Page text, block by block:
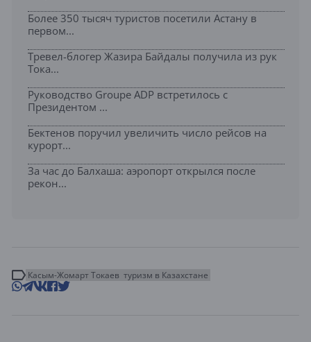
Более 350 тысяч туристов посетили Астану в
первом...
Тревел-блогер Жазира Байдалы получила из рук
Тока...
Руководство Groupe ADP встретилось с
Президентом ...
Бектенов поручил увеличить число рейсов на
курорт...
За час до Балхаша: аэропорт открылся после
рекон...
Касым-Жомарт Токаев туризм в Казахстане